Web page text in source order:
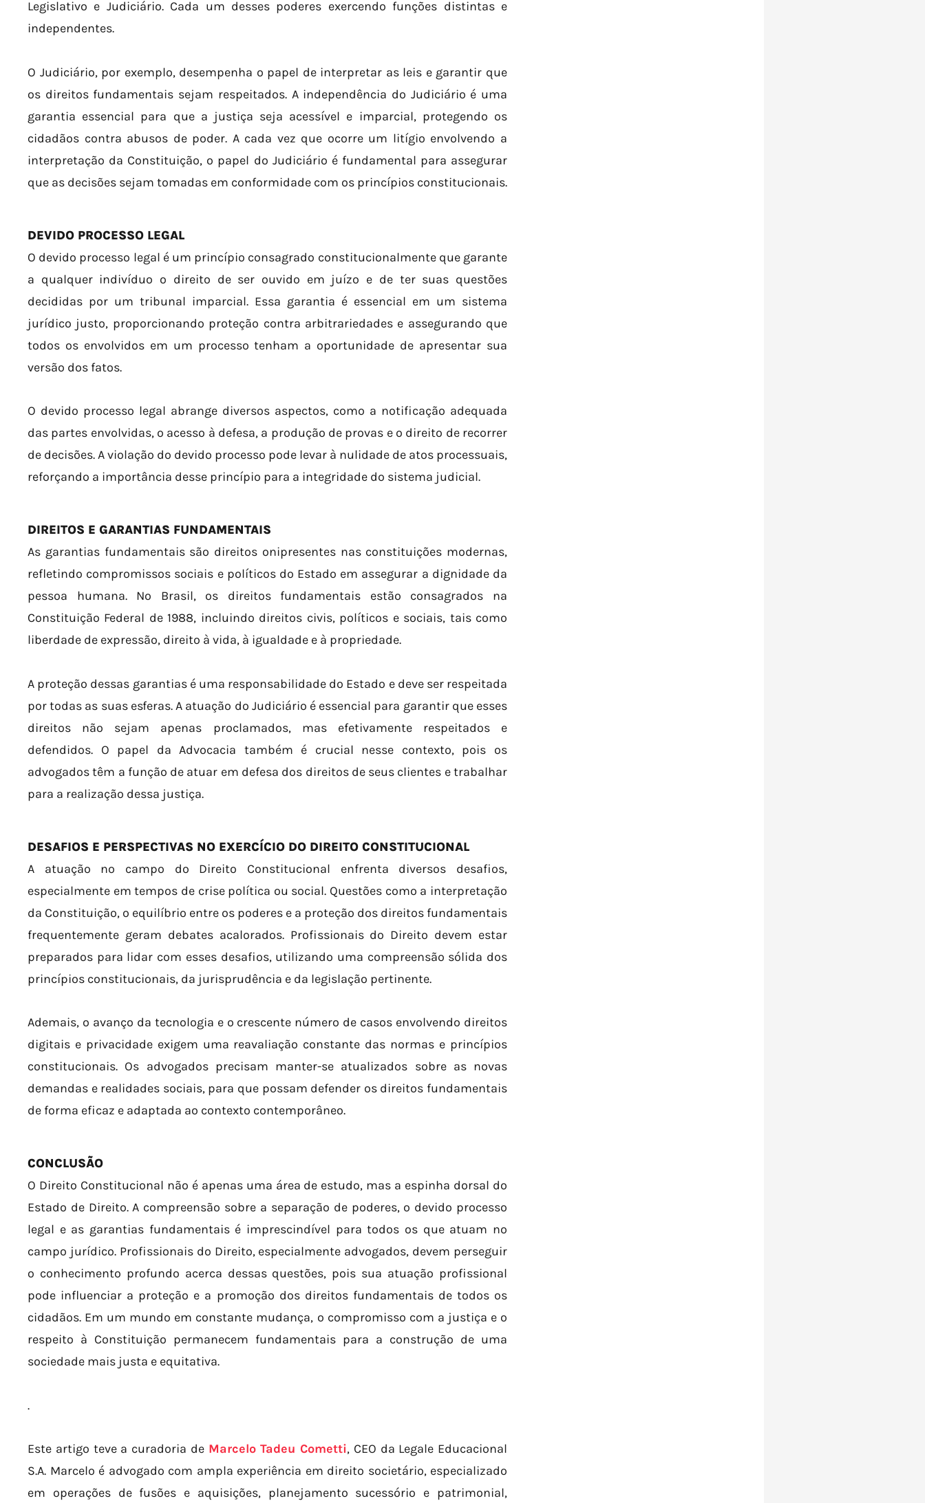
Legislativo e Judiciário. Cada um desses poderes exercendo funções distintas e
independentes.
O Judiciário, por exemplo, desempenha o papel de interpretar as leis e garantir que
os direitos fundamentais sejam respeitados. A independência do Judiciário é uma
garantia essencial para que a justiça seja acessível e imparcial, protegendo os
cidadãos contra abusos de poder. A cada vez que ocorre um litígio envolvendo a
interpretação da Constituição, o papel do Judiciário é fundamental para assegurar
que as decisões sejam tomadas em conformidade com os princípios constitucionais.
DEVIDO PROCESSO LEGAL
O devido processo legal é um princípio consagrado constitucionalmente que garante
a qualquer indivíduo o direito de ser ouvido em juízo e de ter suas questões
decididas por um tribunal imparcial. Essa garantia é essencial em um sistema
jurídico justo, proporcionando proteção contra arbitrariedades e assegurando que
todos os envolvidos em um processo tenham a oportunidade de apresentar sua
versão dos fatos.
O devido processo legal abrange diversos aspectos, como a notificação adequada
das partes envolvidas, o acesso à defesa, a produção de provas e o direito de recorrer
de decisões. A violação do devido processo pode levar à nulidade de atos processuais,
reforçando a importância desse princípio para a integridade do sistema judicial.
DIREITOS E GARANTIAS FUNDAMENTAIS
As garantias fundamentais são direitos onipresentes nas constituições modernas,
refletindo compromissos sociais e políticos do Estado em assegurar a dignidade da
pessoa humana. No Brasil, os direitos fundamentais estão consagrados na
Constituição Federal de 1988, incluindo direitos civis, políticos e sociais, tais como
liberdade de expressão, direito à vida, à igualdade e à propriedade.
A proteção dessas garantias é uma responsabilidade do Estado e deve ser respeitada
por todas as suas esferas. A atuação do Judiciário é essencial para garantir que esses
direitos não sejam apenas proclamados, mas efetivamente respeitados e
defendidos. O papel da Advocacia também é crucial nesse contexto, pois os
advogados têm a função de atuar em defesa dos direitos de seus clientes e trabalhar
para a realização dessa justiça.
DESAFIOS E PERSPECTIVAS NO EXERCÍCIO DO DIREITO CONSTITUCIONAL
A atuação no campo do Direito Constitucional enfrenta diversos desafios,
especialmente em tempos de crise política ou social. Questões como a interpretação
da Constituição, o equilíbrio entre os poderes e a proteção dos direitos fundamentais
frequentemente geram debates acalorados. Profissionais do Direito devem estar
preparados para lidar com esses desafios, utilizando uma compreensão sólida dos
princípios constitucionais, da jurisprudência e da legislação pertinente.
Ademais, o avanço da tecnologia e o crescente número de casos envolvendo direitos
digitais e privacidade exigem uma reavaliação constante das normas e princípios
constitucionais. Os advogados precisam manter-se atualizados sobre as novas
demandas e realidades sociais, para que possam defender os direitos fundamentais
de forma eficaz e adaptada ao contexto contemporâneo.
CONCLUSÃO
O Direito Constitucional não é apenas uma área de estudo, mas a espinha dorsal do
Estado de Direito. A compreensão sobre a separação de poderes, o devido processo
legal e as garantias fundamentais é imprescindível para todos os que atuam no
campo jurídico. Profissionais do Direito, especialmente advogados, devem perseguir
o conhecimento profundo acerca dessas questões, pois sua atuação profissional
pode influenciar a proteção e a promoção dos direitos fundamentais de todos os
cidadãos. Em um mundo em constante mudança, o compromisso com a justiça e o
respeito à Constituição permanecem fundamentais para a construção de uma
sociedade mais justa e equitativa.
.
Este artigo teve a curadoria de Marcelo Tadeu Cometti, CEO da Legale Educacional
S.A. Marcelo é advogado com ampla experiência em direito societário, especializado
em operações de fusões e aquisições, planejamento sucessório e patrimonial,